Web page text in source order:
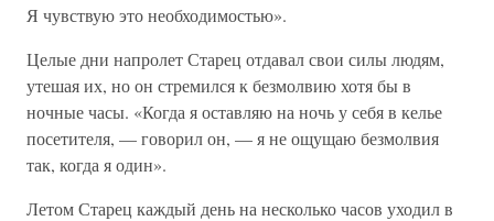
Я чувствую это необходимостью».
Целые дни напролет Старец отдавал свои силы людям,
утешая их, но он стремился к безмолвию хотя бы в
ночные часы. «Когда я оставляю на ночь у себя в келье
посетителя, — говорил он, — я не ощущаю безмолвия
так, когда я один».
Летом Старец каждый день на несколько часов уходил в